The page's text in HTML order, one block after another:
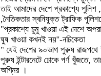
তাই আমাদের দেশে প্রকাশ্যে পুলিশ
,নৈতিকতার স্বনিযুক্ত ট্রাফিক
"প্রকাশ্যে চুমু খাওয়া এই দেশে
ঘুষ খাওয়া কখনই নয়"-নচিকেতা
" যেই দেশের ৯০ভাগ পুরুষ রাজপথে
পুরুষ ইন্টারনেটে ঢোকে পর্ণ খুঁজতে,
অগ্নির ।